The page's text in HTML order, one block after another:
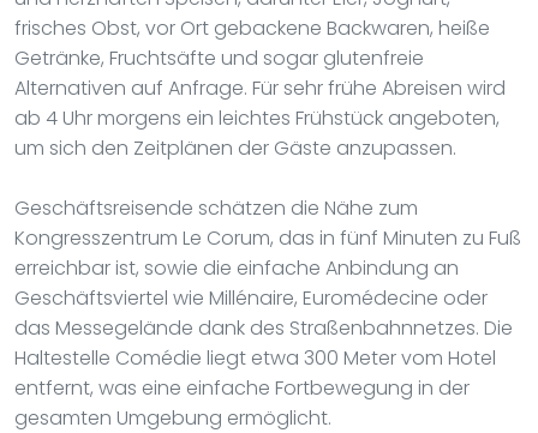
frisches Obst, vor Ort gebackene Backwaren, heiße
Getränke, Fruchtsäfte und sogar glutenfreie
Alternativen auf Anfrage. Für sehr frühe Abreisen wird
ab 4 Uhr morgens ein leichtes Frühstück angeboten,
um sich den Zeitplänen der Gäste anzupassen.
Geschäftsreisende schätzen die Nähe zum
Kongresszentrum Le Corum, das in fünf Minuten zu Fuß
erreichbar ist, sowie die einfache Anbindung an
Geschäftsviertel wie Millénaire, Euromédecine oder
das Messegelände dank des Straßenbahnnetzes. Die
Haltestelle Comédie liegt etwa 300 Meter vom Hotel
entfernt, was eine einfache Fortbewegung in der
gesamten Umgebung ermöglicht.